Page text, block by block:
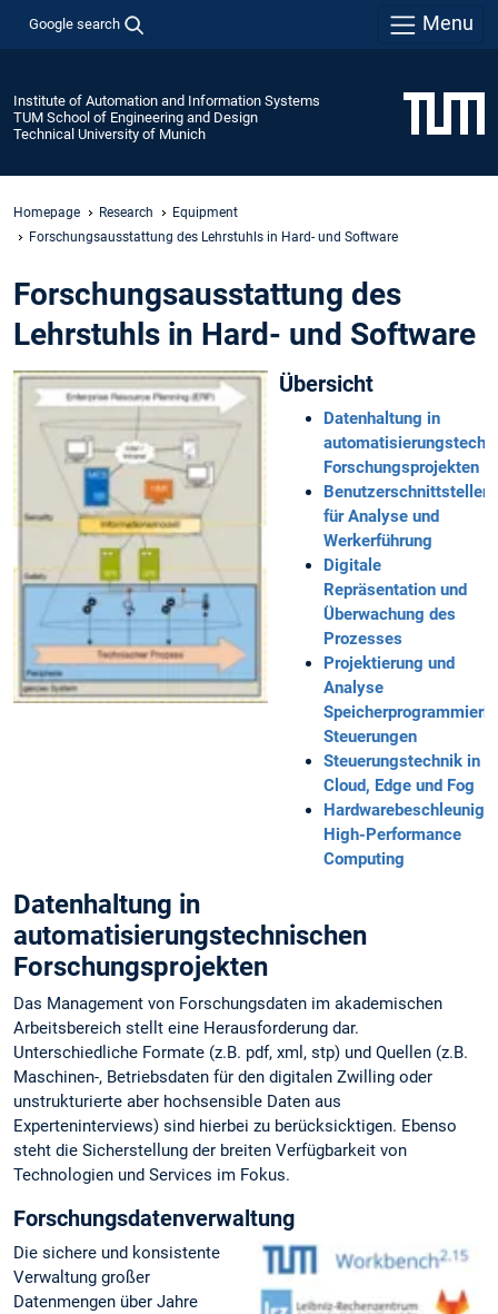
Google search Menu
Institute of Automation and Information Systems
TUM School of Engineering and Design
Technical University of Munich
Homepage Research
Equipment
Forschungsausstattung des Lehrstuhls in Hard- und Software
Forschungsausstattung des
Lehrstuhls in Hard- und Software
Übersicht
Datenhaltung in
Forschungsprojekten
Benutzerschnittstellen
für Analyse und
Werkerführung
Digitale
Repräsentation und
Überwachung des
Prozesses
Projektierung und
Analyse
Steuerungen
Steuerungstechnik in
Cloud, Edge und Fog
High-Performance
Computing
Datenhaltung in
automatisierungstechnischen
Forschungsprojekten
Das Management von Forschungsdaten im akademischen
Arbeitsbereich stellt eine Herausforderung dar.
Unterschiedliche Formate (z.B. pdf, xml, stp) und Quellen (z.B.
Maschinen-, Betriebsdaten für den digitalen Zwilling oder
unstrukturierte aber hochsensible Daten aus
Experteninterviews) sind hierbei zu berücksicktigen. Ebenso
steht die Sicherstellung der breiten Verfügbarkeit von
Technologien und Services im Fokus.
Forschungsdatenverwaltung
Die sichere und konsistente
Verwaltung großer
Datenmengen über Jahre